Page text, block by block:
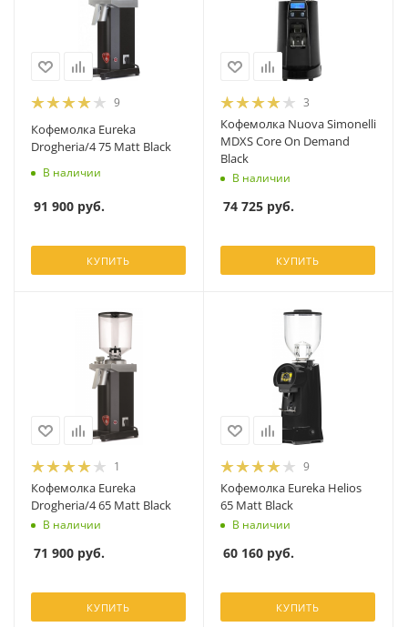
9
Кофемолка Eureka
Drogheria/4 75 Matt Black
В наличии
91 900 руб.
КУПИТЬ
3
Кофемолка Nuova Simonelli
MDXS Core On Demand
Black
В наличии
74 725 руб.
КУПИТЬ
1
Кофемолка Eureka
Drogheria/4 65 Matt Black
В наличии
71 900 руб.
КУПИТЬ
9
Кофемолка Eureka Helios
65 Matt Black
В наличии
60 160 руб.
КУПИТЬ